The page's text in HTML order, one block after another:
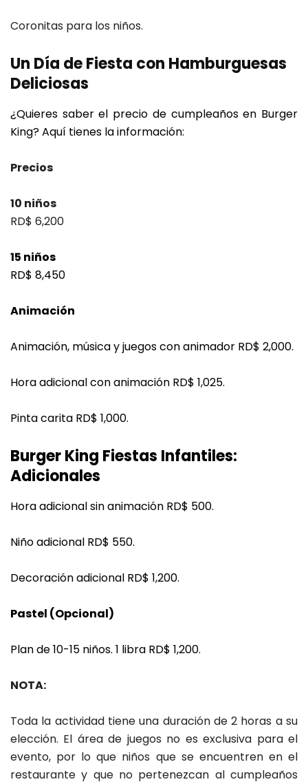
Coronitas para los niños.
Un Día de Fiesta con Hamburguesas
Deliciosas
¿Quieres saber el precio de cumpleaños en Burger
King? Aquí tienes la información:
Precios
10 niños
RD$ 6,200
15 niños
RD$ 8,450
Animación
Animación, música y juegos con animador RD$ 2,000.
Hora adicional con animación RD$ 1,025.
Pinta carita RD$ 1,000.
Burger King Fiestas Infantiles:
Adicionales
Hora adicional sin animación RD$ 500.
Niño adicional RD$ 550.
Decoración adicional RD$ 1,200.
Pastel (Opcional)
Plan de 10-15 niños. 1 libra RD$ 1,200.
NOTA:
Toda la actividad tiene una duración de 2 horas a su
elección. El área de juegos no es exclusiva para el
evento, por lo que niños que se encuentren en el
restaurante y que no pertenezcan al cumpleaños